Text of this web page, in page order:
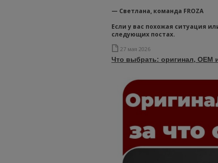
— Светлана, команда FROZA
Если у вас похожая ситуация
следующих постах.
27 мая 2026
Что выбрать: оригинал, OEM